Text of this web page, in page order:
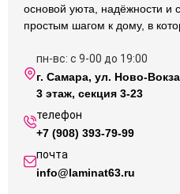
основой уюта, надёжности и
простым шагом к дому, в
пн-вс: с 9-00 до 19:00
г. Самара, ул. Ново-
3 этаж, секция 3-23
телефон
+7 (908) 393-79-99
почта
info@laminat63.ru